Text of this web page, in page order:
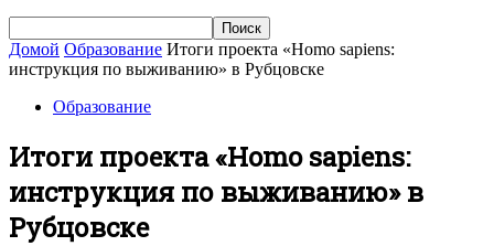
Домой Образование Итоги проекта «Homo sapiens:
инструкция по выживанию» в Рубцовске
Образование
Итоги проекта «Homo sapiens:
инструкция по выживанию» в
Рубцовске